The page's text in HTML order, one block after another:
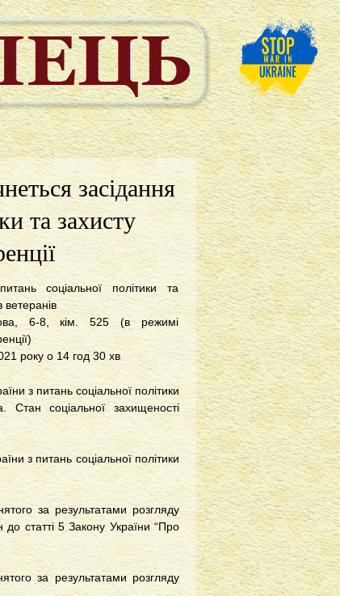
засідання
та захисту
соціальної політики та
ветеранів
6-8, кім. 525 (в режимі
року о 14 год 30 хв
з питань соціальної політики
соціальної захищеності
з питань соціальної політики
за результатами розгляду
статті 5 Закону України “Про
за результатами розгляду